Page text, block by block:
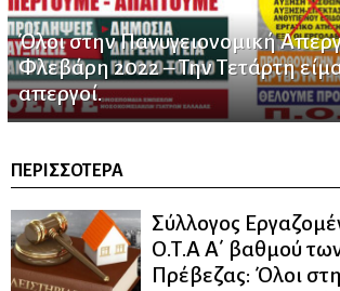
Όλοι στην Πανυγειονομική
Φλεβάρη 2022 – Την Τετάρτη
απεργοί.
ΠΕΡΙΣΣΌΤΕΡΑ
Σύλλογος
Ο.Τ.Α Α΄ βαθμού
Πρέβεζας: Όλοι